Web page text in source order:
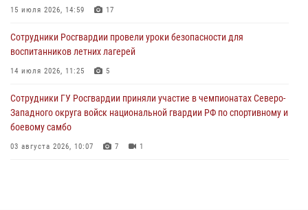
05 августа 2026, 12:25 2
Петербургские росгвардейцы обнаружили объявленный в розыск
автомобиль, ранее использовавшийся при совершении кражи в
Ленобласти
15 июля 2026, 14:59 17
Сотрудники Росгвардии провели уроки безопасности для
воспитанников летних лагерей
14 июля 2026, 11:25 5
Сотрудники ГУ Росгвардии приняли участие в чемпионатах Северо-
Западного округа войск национальной гвардии РФ по спортивному и
боевому самбо
03 августа 2026, 10:07 7 1